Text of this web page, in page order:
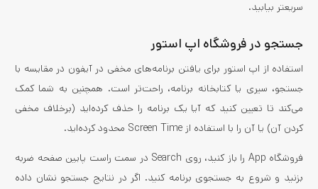
سریعتر بیابید.
جستجو در فروشگاه اپ استور
استفاده از اپ استور برای یافتن برنامه‌های مخفی در آیفون در مقایسه با
جستجو، سیری یا کتابخانه برنامه، راحت‌تر است. همچنین به شما کمک
می‌کند تا تعیین کنید که آیا یک برنامه را حذف کرده‌اید (برخلاف مخفی
کردن آن) یا آن را با استفاده از Screen Time محدود کرده‌اید.
فروشگاه App را باز کنید، روی Search در سمت راست پایین صفحه ضربه
بزنید و شروع به جستجوی برنامه کنید. اگر در نتایج جستجو نشان داده